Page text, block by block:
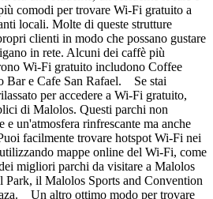
comodi per trovare Wi-Fi gratuito a
locali. Molte di queste strutture
clienti in modo che possano gustare
in rete. Alcuni dei caffè più
Wi-Fi gratuito includono Coffee
Bar e Cafe San Rafael. Se stai
per accedere a Wi-Fi gratuito,
di Malolos. Questi parchi non
un'atmosfera rinfrescante ma anche
facilmente trovare hotspot Wi-Fi nei
mappe online del Wi-Fi, come
migliori parchi da visitare a Malolos
Park, il Malolos Sports and Convention
Un altro ottimo modo per trovare